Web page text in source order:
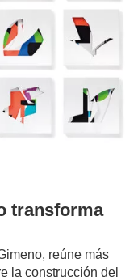
transforma
reúne más
la construcción del